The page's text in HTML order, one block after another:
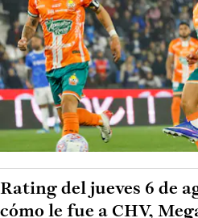
Rating del jueves 6 de
cómo le fue a CHV,